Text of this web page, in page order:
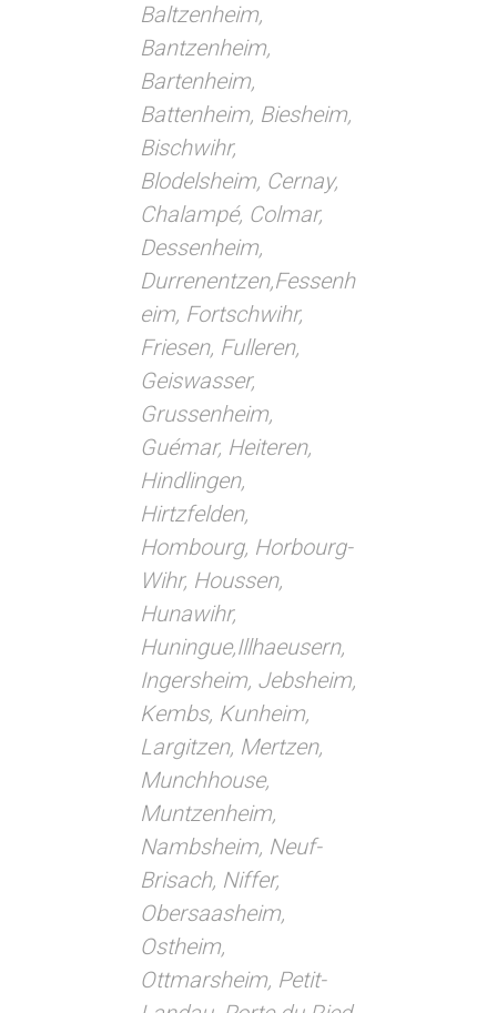
Baltzenheim,
Bantzenheim,
Bartenheim,
Battenheim, Biesheim,
Bischwihr,
Blodelsheim, Cernay,
Chalampé, Colmar,
Dessenheim,
Durrenentzen,Fessenh
eim, Fortschwihr,
Friesen, Fulleren,
Geiswasser,
Grussenheim,
Guémar, Heiteren,
Hindlingen,
Hirtzfelden,
Hombourg, Horbourg-
Wihr, Houssen,
Hunawihr,
Huningue,Illhaeusern,
Ingersheim, Jebsheim,
Kembs, Kunheim,
Largitzen, Mertzen,
Munchhouse,
Muntzenheim,
Nambsheim, Neuf-
Brisach, Niffer,
Obersaasheim,
Ostheim,
Ottmarsheim, Petit-